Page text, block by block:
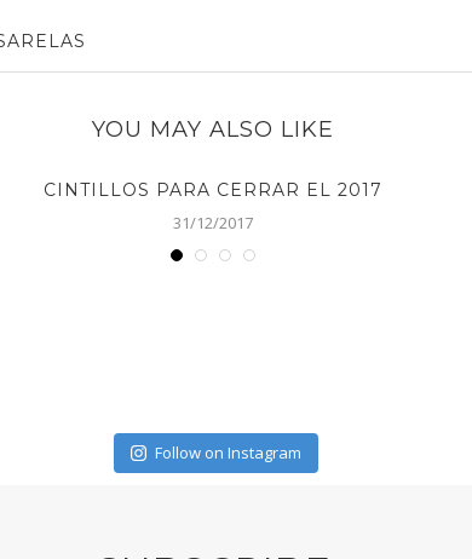
YOU MAY ALSO LIKE
CINTILLOS PARA CERRAR EL 2017
31/12/2017
Follow on Instagram